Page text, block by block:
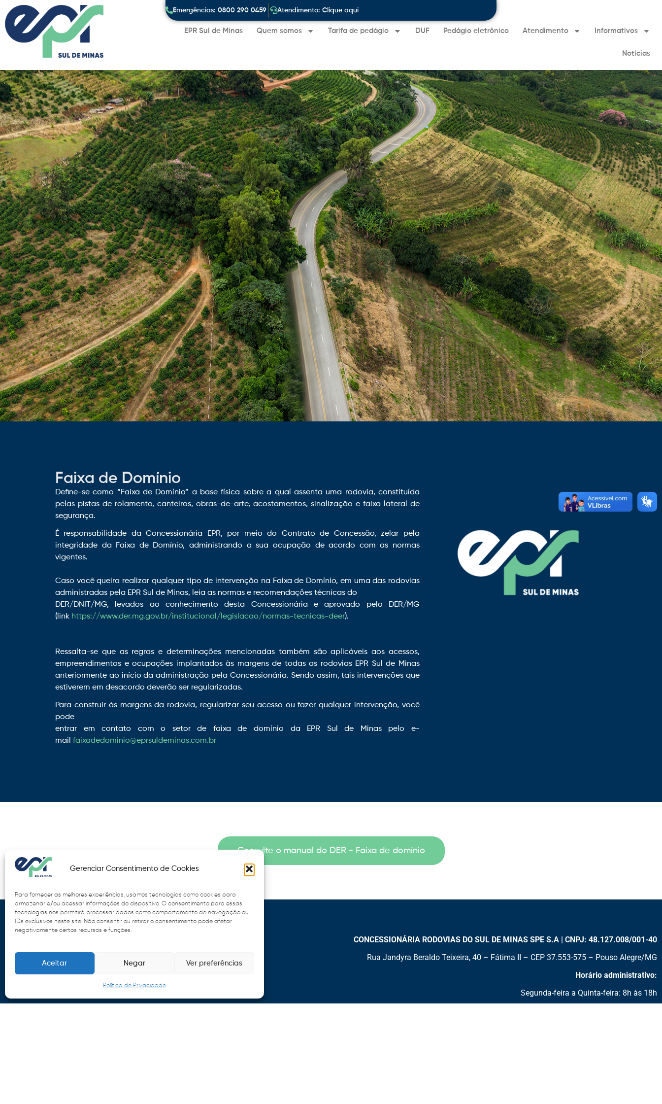
Gerenciar Consentimento de Cookies
Para fornecer as melhores experiências, usamos tecnologias como cookies para
armazenar e/ou acessar informações do dispositivo. O consentimento para essas
tecnologias nos permitirá processar dados como comportamento de navegação ou
IDs exclusivos neste site. Não consentir ou retirar o consentimento pode afetar
negativamente certos recursos e funções.
Aceitar Negar Ver preferências
Política de Privacidade
Emergências: 0800 290 0459 Atendimento: Clique aqui
EPR Sul de Minas Quem somos Tarifa de pedágio DUF Pedágio eletrônico Atendimento Informativos
Notícias
Faixa de Domínio
Define-se como “Faixa de Domínio” a base física sobre a qual assenta uma rodovia, constituída
pelas pistas de rolamento, canteiros, obras-de-arte, acostamentos, sinalização e faixa lateral de
segurança.
É responsabilidade da Concessionária EPR, por meio do Contrato de Concessão, zelar pela
integridade da Faixa de Domínio, administrando a sua ocupação de acordo com as normas
vigentes.
Caso você queira realizar qualquer tipo de intervenção na Faixa de Domínio, em uma das rodovias
administradas pela EPR Sul de Minas, leia as normas e recomendações técnicas do
DER/DNIT/MG, levados ao conhecimento desta Concessionária e aprovado pelo DER/MG
(link https://www.der.mg.gov.br/institucional/legislacao/normas-tecnicas-deer).
Ressalta-se que as regras e determinações mencionadas também são aplicáveis aos acessos,
empreendimentos e ocupações implantados às margens de todas as rodovias EPR Sul de Minas
anteriormente ao início da administração pela Concessionária. Sendo assim, tais intervenções que
estiverem em desacordo deverão ser regularizadas.
Para construir às margens da rodovia, regularizar seu acesso ou fazer qualquer intervenção, você
pode
entrar em contato com o setor de faixa de domínio da EPR Sul de Minas pelo e-
mail faixadedominio@eprsuldeminas.com.br
Consulte o manual do DER - Faixa de domínio
CONCESSIONÁRIA RODOVIAS DO SUL DE MINAS SPE S.A | CNPJ: 48.127.008/001-40
Rua Jandyra Beraldo Teixeira, 40 – Fátima II – CEP 37.553-575 – Pouso Alegre/MG
Horário administrativo:
Segunda-feira a Quinta-feira: 8h às 18h